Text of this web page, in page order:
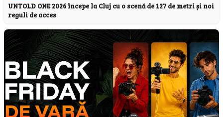
UNTOLD ONE 2026 începe la Cluj cu o scenă de 127 de metri și noi
reguli de acces